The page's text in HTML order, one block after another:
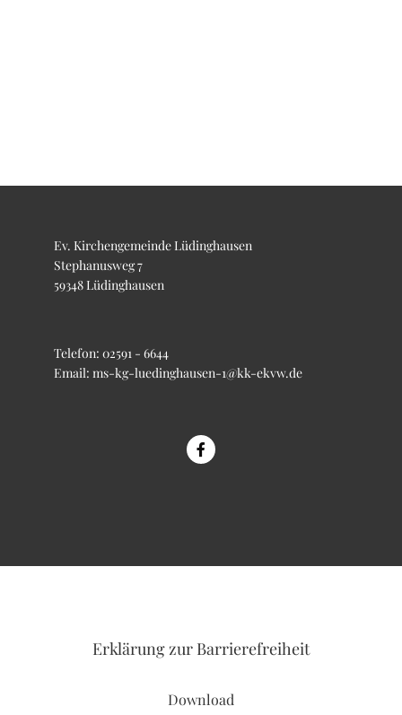
Ev. Kirchengemeinde Lüdinghausen
Stephanusweg 7
59348 Lüdinghausen
Telefon: 02591 - 6644
Email: ms-kg-luedinghausen-1@kk-ekvw.de
Erklärung zur Barrierefreiheit
Download